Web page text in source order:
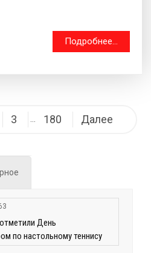
Подробнее...
3 180 Далее
День
по настольному теннису